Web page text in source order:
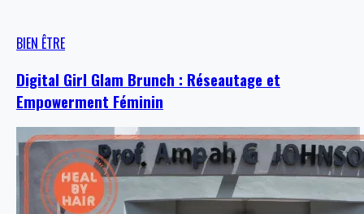
BIEN ÊTRE
Digital Girl Glam Brunch : Réseautage et
Empowerment Féminin